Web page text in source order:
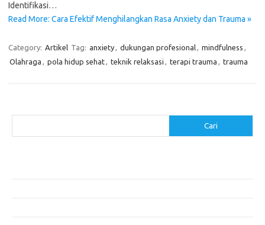
Identifikasi…
Read More: Cara Efektif Menghilangkan Rasa Anxiety dan Trauma »
Category: Artikel Tag: anxiety, dukungan profesional, mindfulness ,
Olahraga , pola hidup sehat, teknik relaksasi , terapi trauma , trauma
Cari